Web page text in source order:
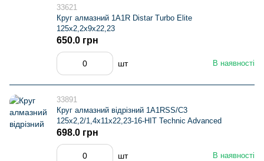
33621
Круг алмазний 1A1R Distar Turbo Elite
125х2,2х9х22,23
В наявності
650.0 грн
шт
33891
Круг алмазний вiдрiзний 1A1RSS/C3
125x2,2/1,4x11x22,23-16-HIT Technic Advanced
В наявності
698.0 грн
шт